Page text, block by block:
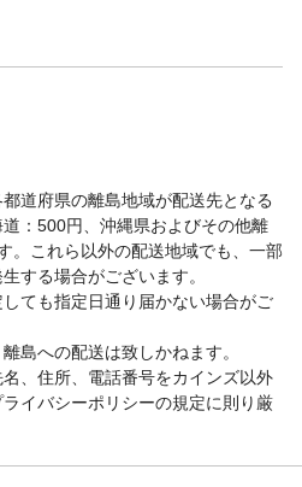
道府県の離島地域が配送先となる
：500円、沖縄県およびその他離
。これら以外の配送地域でも、一部
する場合がございます。
ても指定日通り届かない場合がご
島への配送は致しかねます。
、住所、電話番号をカインズ以外
イバシーポリシーの規定に則り厳